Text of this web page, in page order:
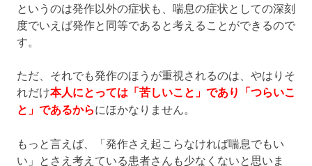
というのは発作以外の症状も、喘息の症状としての深刻
度でいえば発作と同等であると考えることができるので
す。
ただ、それでも発作のほうが重視されるのは、やはりそ
れだけ本人にとっては「苦しいこと」であり「つらいこ
と」であるからにほかなりません。
もっと言えば、「発作さえ起こらなければ喘息でもい
い」とさえ考えている患者さんも少なくないと思いま